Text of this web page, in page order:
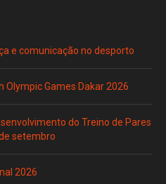
e comunicação no desporto
Olympic Games Dakar 2026
do Treino de Pares
setembro
2026